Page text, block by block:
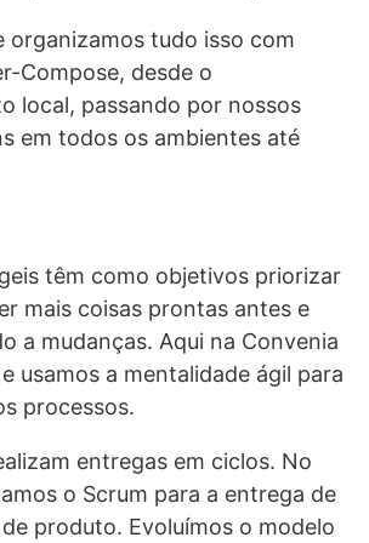
organizamos tudo isso com
Compose, desde o
local, passando por nossos
em todos os ambientes até
têm como objetivos priorizar
mais coisas prontas antes e
a mudanças. Aqui na Convenia
usamos a mentalidade ágil para
processos.
entregas em ciclos. No
o Scrum para a entrega de
produto. Evoluímos o modelo